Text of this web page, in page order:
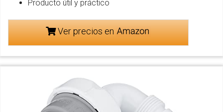
Producto útil y práctico
Ver precios en